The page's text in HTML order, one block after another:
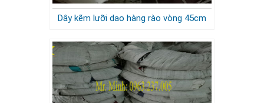
Dây kẽm lưỡi dao hàng rào vòng 45cm